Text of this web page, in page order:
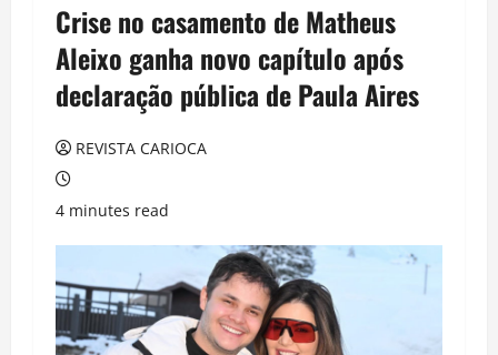
Crise no casamento de Matheus
Aleixo ganha novo capítulo após
declaração pública de Paula Aires
REVISTA CARIOCA
4 minutes read